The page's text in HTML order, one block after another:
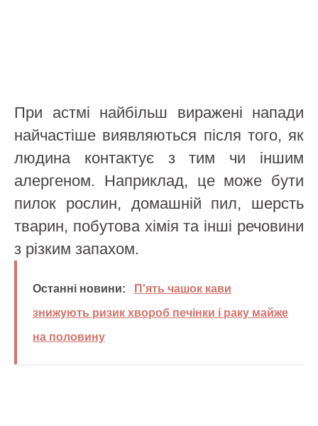
При астмі найбільш виражені напади
найчастіше виявляються після того, як
людина контактує з тим чи іншим
алергеном. Наприклад, це може бути
пилок рослин, домашній пил, шерсть
тварин, побутова хімія та інші речовини
з різким запахом.
Останні новини:
П'ять чашок кави
знижують ризик хвороб печінки і раку майже
на половину